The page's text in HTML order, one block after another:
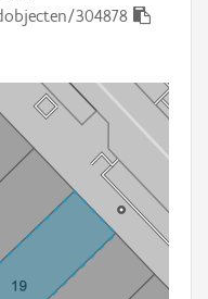
304878